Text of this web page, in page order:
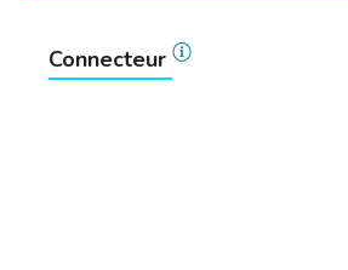
Connecteur